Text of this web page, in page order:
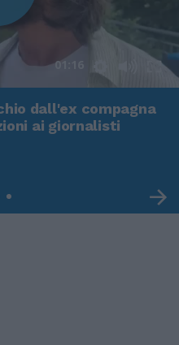
01:16
dall'ex compagna
ai giornalisti